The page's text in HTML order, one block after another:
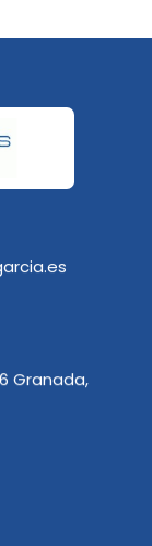
Granada,